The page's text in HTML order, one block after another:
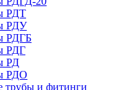
РДТ
РДУ
РДГБ
РДГ
РД
РДО
трубы и фитинги